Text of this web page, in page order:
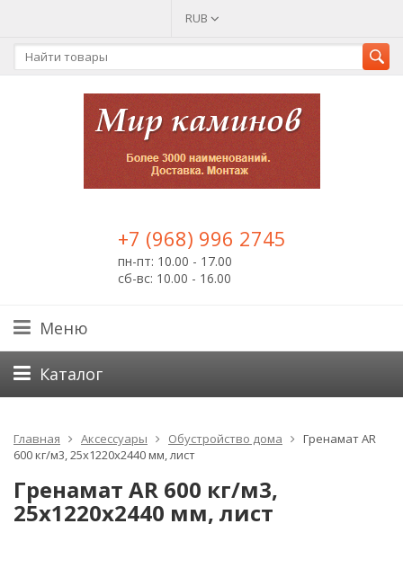
RUB
+7 (968) 996 2745
пн-пт: 10.00 - 17.00
сб-вс: 10.00 - 16.00
Меню
Каталог
Главная Аксессуары Обустройство дома
Гренамат AR
600 кг/м3, 25x1220x2440 мм, лист
Гренамат AR 600 кг/м3,
25x1220x2440 мм, лист